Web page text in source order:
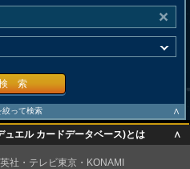
索
絞って検索 ∧
エル カードデータベース)とは ∧
社・テレビ東京・KONAMI